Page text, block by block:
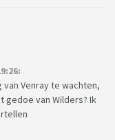
Venray te wachten,
gedoe van Wilders? Ik